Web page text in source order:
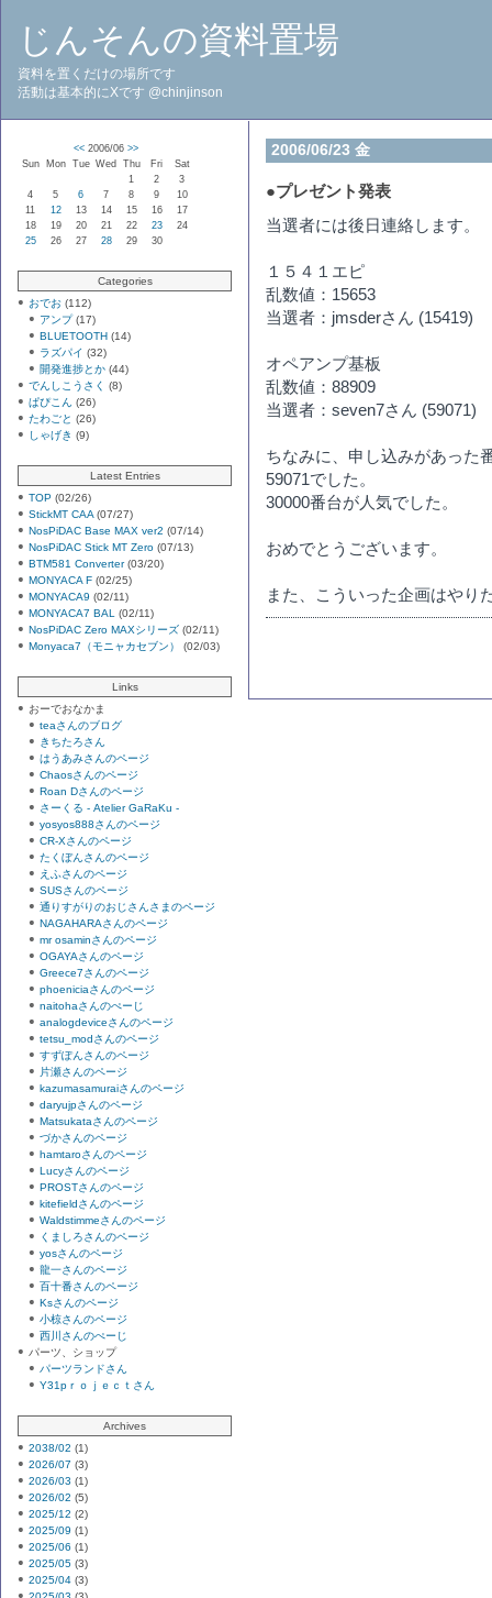
じんそんの資料置場
資料を置くだけの場所です
活動は基本的にXです @chinjinson
<< 2006/06 >>
Sun
Mon Tue Wed Thu Fri
Sat
1
2
3
4
5 6 7 8 9
10
11
12 13 14 15 16
17
18
19 20 21 22 23
24
25
26 27 28 29 30
Categories
おでお (112)
アンプ(17)
BLUETOOTH (14)
ラズパイ (32)
開発進捗とか (44)
でんしこうさく (8)
ぱぴこん (26)
たわごと (26)
しゃげき (9)
Latest Entries
TOP (02/26)
StickMT CAA (07/27)
NosPiDAC Base MAX ver2 (07/14)
NosPiDAC Stick MT Zero (07/13)
BTM581 Converter(03/20)
MONYACA F (02/25)
MONYACA9 (02/11)
MONYACA7 BAL
(02/11)
NosPiDAC Zero MAXシリーズ (02/11)
Monyaca7（モニャカセブン）
(02/03)
Links
おーでおなかま
teaさんのブログ
きちたろさん
はうあみさんのページ
Chaosさんのページ
Roan Dさんのページ
さーくる - Atelier GaRaKu -
yosyos888さんのページ
CR-Xさんのページ
たくぼんさんのページ
えふさんのページ
SUSさんのページ
通りすがりのおじさんさまのページ
NAGAHARAさんのページ
mr osaminさんのページ
OGAYAさんのページ
Greece7さんのページ
phoeniciaさんのページ
naitohaさんのぺーじ
analogdeviceさんのページ
tetsu_modさんのページ
すずぽんさんのページ
片瀬さんのページ
kazumasamuraiさんのページ
daryujpさんのページ
Matsukataさんのページ
づかさんのページ
hamtaroさんのページ
Lucyさんのページ
PROSTさんのページ
kitefieldさんのページ
Waldstimmeさんのページ
くましろさんのページ
yosさんのページ
龍一さんのページ
百十番さんのページ
Ksさんのページ
小椋さんのページ
西川さんのぺーじ
パーツ、ショップ
パーツランドさん
Y31pｒｏｊｅｃｔさん
Archives
2038/02 (1)
2026/07 (3)
2026/03 (1)
2026/02 (5)
2025/12 (2)
2025/09 (1)
2025/06 (1)
2025/05 (3)
2025/04 (3)
2006/06/23 金
●プレゼント発表
当選者には後日連絡します。
１５４１エピ
乱数値：15653
当選者：jmsderさん (15419)
オペアンプ基板
乱数値：88909
当選者：seven7さん (59071)
ちなみに、申し込みがあっ
59071でした。
30000番台が人気でした。
おめでとうございます。
また、こういった企画はやり